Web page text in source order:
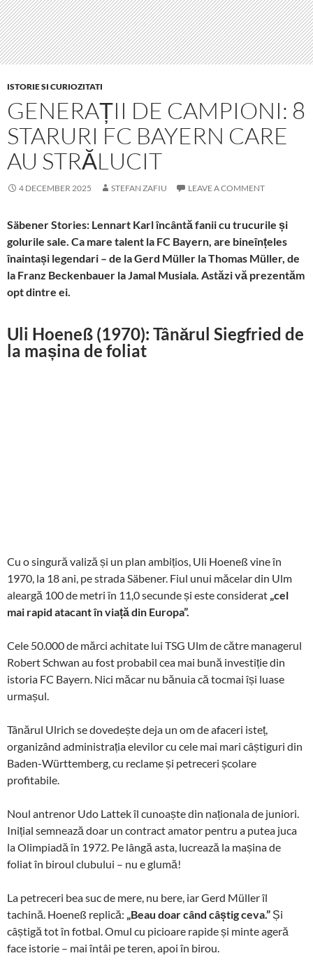
ISTORIE SI CURIOZITATI
GENERAȚII DE CAMPIONI: 8
STARURI FC BAYERN CARE
AU STRĂLUCIT
4 DECEMBER 2025 STEFAN ZAFIU LEAVE A COMMENT
Säbener Stories: Lennart Karl încântă fanii cu trucurile și
golurile sale. Ca mare talent la FC Bayern, are bineînțeles
înaintași legendari – de la Gerd Müller la Thomas Müller, de
la Franz Beckenbauer la Jamal Musiala. Astăzi vă prezentăm
opt dintre ei.
Uli Hoeneß (1970): Tânărul Siegfried de
la mașina de foliat
Cu o singură valiză și un plan ambițios, Uli Hoeneß vine în
1970, la 18 ani, pe strada Säbener. Fiul unui măcelar din Ulm
aleargă 100 de metri în 11,0 secunde și este considerat „cel
mai rapid atacant în viață din Europa”.
Cele 50.000 de mărci achitate lui TSG Ulm de către managerul
Robert Schwan au fost probabil cea mai bună investiție din
istoria FC Bayern. Nici măcar nu bănuia că tocmai își luase
urmașul.
Tânărul Ulrich se dovedește deja un om de afaceri isteț,
organizând administrația elevilor cu cele mai mari câștiguri din
Baden-Württemberg, cu reclame și petreceri școlare
profitabile.
Noul antrenor Udo Lattek îl cunoaște din naționala de juniori.
Inițial semnează doar un contract amator pentru a putea juca
la Olimpiadă în 1972. Pe lângă asta, lucrează la mașina de
foliat în biroul clubului – nu e glumă!
La petreceri bea suc de mere, nu bere, iar Gerd Müller îl
tachină. Hoeneß replică: „Beau doar când câștig ceva.” Și
câștigă tot în fotbal. Omul cu picioare rapide și minte ageră
face istorie – mai întâi pe teren, apoi în birou.